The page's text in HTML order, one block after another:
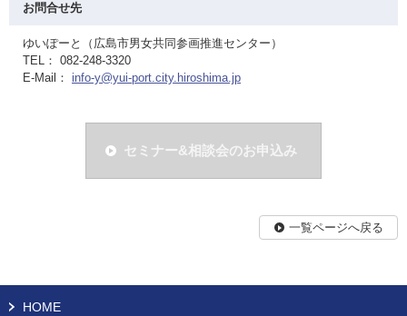
お問合せ先
ゆいぽーと（広島市男女共同参画推進センター）
TEL： 082-248-3320
E-Mail： info-y@yui-port.city.hiroshima.jp
セミナー&相談会のお申込み
一覧ページへ戻る
HOME